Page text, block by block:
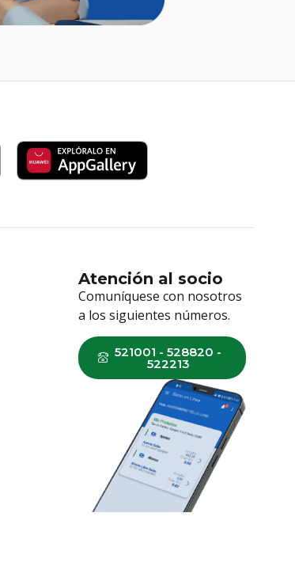
Atención al socio
Comuníquese con nosotros
a los siguientes números.
521001 - 528820 -
522213